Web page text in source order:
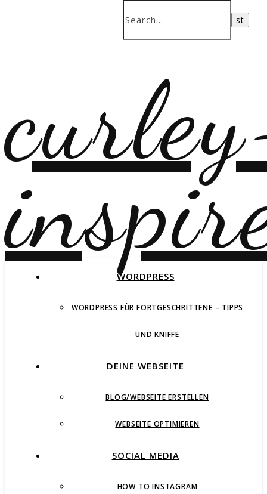
WORDPRESS
WORDPRESS FÜR FORTGESCHRITTENE – TIPPS
UND KNIFFE
DEINE WEBSEITE
BLOG/WEBSEITE ERSTELLEN
WEBSEITE OPTIMIEREN
SOCIAL MEDIA
HOW TO INSTAGRAM